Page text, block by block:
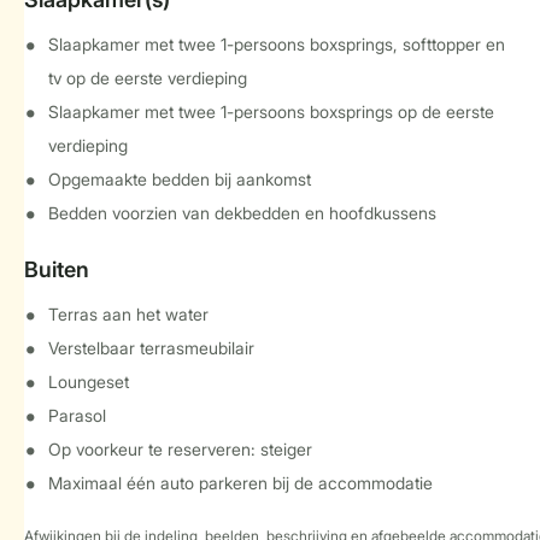
Slaapkamer met twee 1-persoons boxsprings, softtopper en
tv op de eerste verdieping
Slaapkamer met twee 1-persoons boxsprings op de eerste
verdieping
Opgemaakte bedden bij aankomst
Bedden voorzien van dekbedden en hoofdkussens
Buiten
Terras aan het water
Verstelbaar terrasmeubilair
Loungeset
Parasol
Op voorkeur te reserveren: steiger
Maximaal één auto parkeren bij de accommodatie
Afwijkingen bij de indeling, beelden, beschrijving en afgebeelde